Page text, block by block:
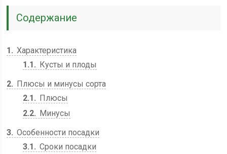
Содержание
1
Характеристика
1.1
Кусты и плоды
2
Плюсы и минусы сорта
2.1
Плюсы
2.2
Минусы
3 Особенности посадки
3.1
Сроки посадки